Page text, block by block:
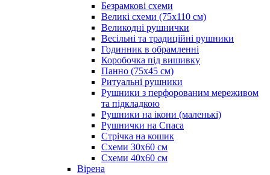
Безрамкові схеми
Великі схеми (75х110 см)
Великодні рушнички
Весільні та традиційні рушники
Годинник в обрамленні
Коробочка під вишивку
Панно (75х45 см)
Ритуальні рушники
Рушники з перфорованим мереживом
та підкладкою
Рушники на ікони (маленькі)
Рушнички на Спаса
Стрічка на кошик
Схеми 30х60 см
Схеми 40х60 см
Вірена